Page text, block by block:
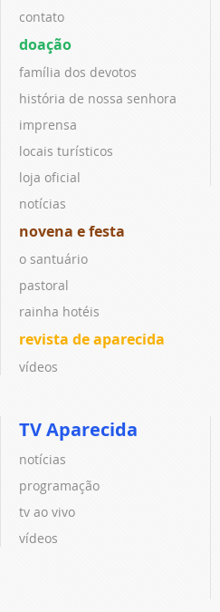
contato
doação
família dos devotos
história de nossa senhora
imprensa
locais turísticos
loja oficial
notícias
novena e festa
o santuário
pastoral
rainha hotéis
revista de aparecida
vídeos
TV Aparecida
notícias
programação
tv ao vivo
vídeos